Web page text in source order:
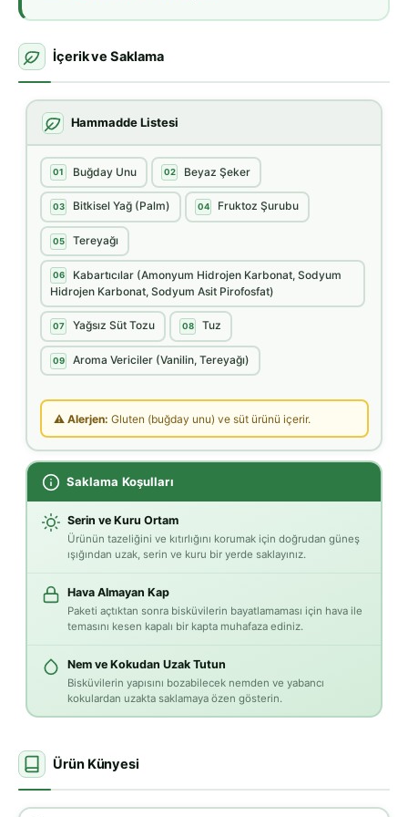
İçerik ve Saklama
Hammadde Listesi
01 Buğday Unu 02 Beyaz Şeker
03 Bitkisel Yağ (Palm) 04 Fruktoz Şurubu
05 Tereyağı
06
Kabartıcılar (Amonyum Hidrojen Karbonat, Sodyum
Hidrojen Karbonat, Sodyum Asit Pirofosfat)
07 Yağsız Süt Tozu 08 Tuz
09 Aroma Vericiler (Vanilin, Tereyağı)
⚠ Alerjen: Gluten (buğday unu) ve süt ürünü içerir.
Saklama Koşulları
Serin ve Kuru Ortam
Ürünün tazeliğini ve kıtırlığını korumak için doğrudan güneş
ışığından uzak, serin ve kuru bir yerde saklayınız.
Hava Almayan Kap
Paketi açtıktan sonra bisküvilerin bayatlamaması için hava ile
temasını kesen kapalı bir kapta muhafaza ediniz.
Nem ve Kokudan Uzak Tutun
Bisküvilerin yapısını bozabilecek nemden ve yabancı
kokulardan uzakta saklamaya özen gösterin.
Ürün Künyesi